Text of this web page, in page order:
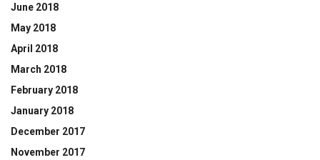
June 2018
May 2018
April 2018
March 2018
February 2018
January 2018
December 2017
November 2017